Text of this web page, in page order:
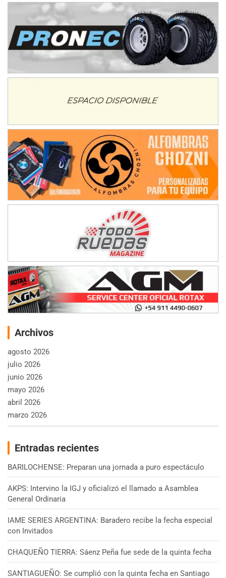
Archivos
agosto 2026
julio 2026
junio 2026
mayo 2026
abril 2026
marzo 2026
Entradas recientes
BARILOCHENSE: Preparan una jornada a puro espectáculo
AKPS: Intervino la IGJ y oficializó el llamado a Asamblea
General Ordinaria
IAME SERIES ARGENTINA: Baradero recibe la fecha especial
con Invitados
CHAQUEÑO TIERRA: Sáenz Peña fue sede de la quinta fecha
SANTIAGUEÑO: Se cumplió con la quinta fecha en Santiago